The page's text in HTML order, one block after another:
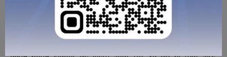
động bởi gió khiến quỹ đạo bay không chuẩn.
Một kinh nghiệm được nhiều người đi trước chia sẻ lại là:
Những người mới chơi nên chọn bóng mềm, nhẹ, bay chậm
dụng bóng indoor để kiểm soát tốt và đỡ bị mất sức.